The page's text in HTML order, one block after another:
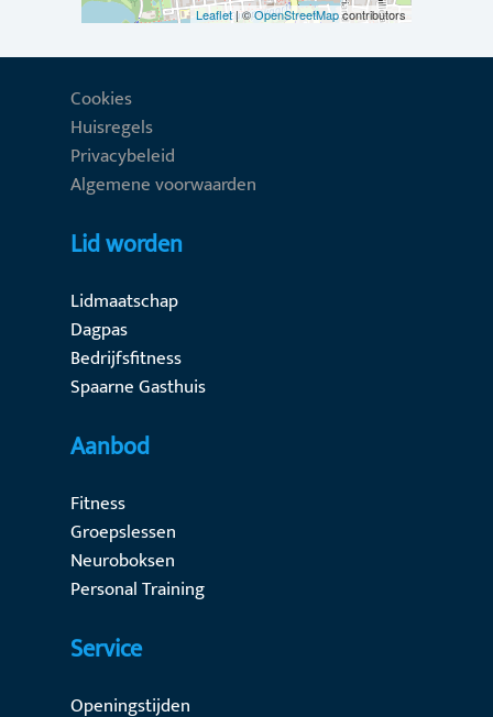
Leaflet| ©OpenStreetMapcontributors
Cookies
Huisregels
Privacybeleid
Algemene voorwaarden
Lid worden
Lidmaatschap
Dagpas
Bedrijfsfitness
Spaarne Gasthuis
Aanbod
Fitness
Groepslessen
Neuroboksen
Personal Training
Service
Openingstijden